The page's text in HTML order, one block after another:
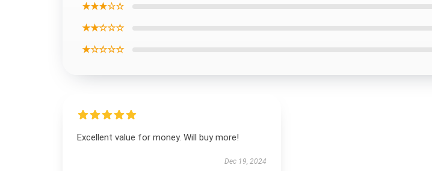
★★★☆☆
★★☆☆☆
★☆☆☆☆
Excellent value for money. Will buy more!
Dec 19, 2024